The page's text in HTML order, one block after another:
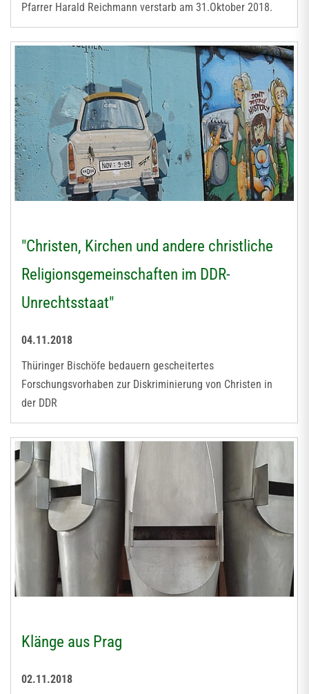
Pfarrer Harald Reichmann verstarb am 31.Oktober 2018.
"Christen, Kirchen und andere christliche
Religionsgemeinschaften im DDR-
Unrechtsstaat"
04.11.2018
Thüringer Bischöfe bedauern gescheitertes
Forschungsvorhaben zur Diskriminierung von Christen in
der DDR
Klänge aus Prag
02.11.2018